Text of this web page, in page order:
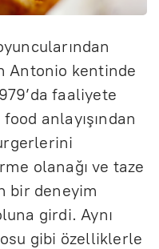
Antonio kentinde
faaliyete
anlayışından
olanağı ve taze
bir deneyim
girdi. Aynı
gibi özelliklerle